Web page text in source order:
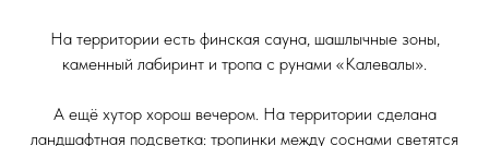
На территории есть финская сауна, шашлычные зоны,
каменный лабиринт и тропа с рунами «Калевалы».
А ещё хутор хорош вечером. На территории сделана
ландшафтная подсветка: тропинки между соснами светятся